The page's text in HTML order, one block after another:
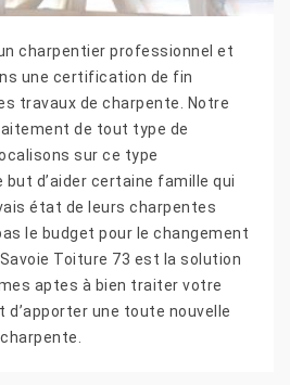
charpentier professionnel et
une certification de fin
travaux de charpente. Notre
de tout type de
sur ce type
but d’aider certaine famille qui
état de leurs charpentes
le budget pour le changement
Toiture 73 est la solution
aptes à bien traiter votre
d’apporter une toute nouvelle